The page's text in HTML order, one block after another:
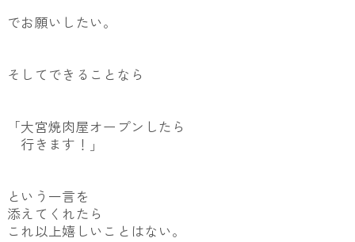
でお願いしたい。
そしてできることなら
「大宮焼肉屋オープンしたら
行きます！」
という一言を
添えてくれたら
これ以上嬉しいことはない。